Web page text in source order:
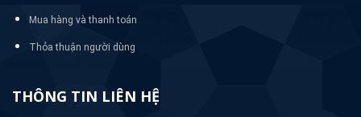
Mua hàng và thanh toán
Thỏa thuận người dùng
THÔNG TIN LIÊN HỆ